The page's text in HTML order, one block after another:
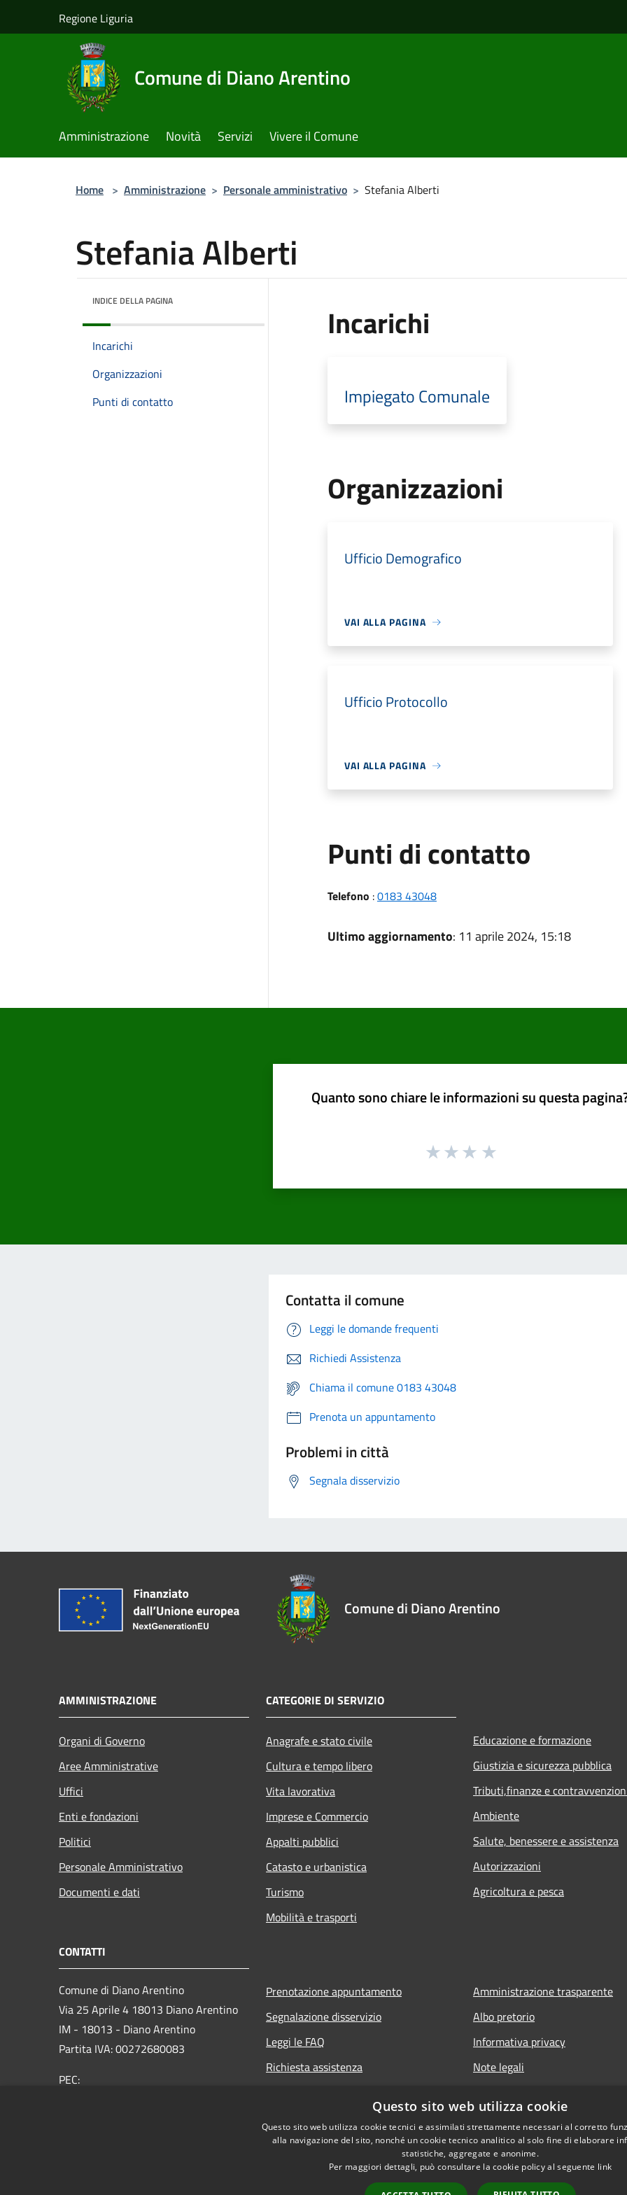
Regione Liguria
Comune di Diano Arentino
Amministrazione Novità Servizi Vivere il Comune
Home > Amministrazione > Personale amministrativo > Stefania Alberti
Stefania Alberti
INDICE DELLA PAGINA
Incarichi
Organizzazioni
Punti di contatto
Incarichi
Impiegato Comunale
Organizzazioni
Ufficio Demografico
VAI ALLA PAGINA
Ufficio Protocollo
VAI ALLA PAGINA
Punti di contatto
Telefono :0183 43048
Ultimo aggiornamento: 11 aprile 2024, 15:18
Quanto sono chiare le informazioni su questa
Contatta il comune
Leggi le domande frequenti
Richiedi Assistenza
Chiama il comune 0183 43048
Prenota un appuntamento
Problemi in città
Segnala disservizio
Comune di Diano Arentino
AMMINISTRAZIONE
Organi di Governo
Aree Amministrative
Uffici
Enti e fondazioni
Politici
Personale Amministrativo
Documenti e dati
CATEGORIE DI SERVIZIO
Anagrafe e stato civile
Cultura e tempo libero
Vita lavorativa
Imprese e Commercio
Appalti pubblici
Catasto e urbanistica
Turismo
Mobilità e trasporti
Educazione e formazione
Giustizia e sicurezza pubblica
Tributi,finanze e
Ambiente
Salute, benessere e assistenza
Autorizzazioni
Agricoltura e pesca
CONTATTI
Comune di Diano Arentino
Via 25 Aprile 4 18013 Diano Arentino
IM - 18013 - Diano Arentino
Partita IVA: 00272680083
PEC:
Prenotazione appuntamento
Segnalazione disservizio
Leggi le FAQ
Richiesta assistenza
Amministrazione trasparente
Albo pretorio
Informativa privacy
Note legali
Questo sito web utilizza cookie
Questo sito web utilizza cookie tecnici e assimilati strettamente necessari al corretto
alla navigazione del sito, nonché un cookie tecnico analitico al solo fine di elaborare
statistiche, aggregate e anonime.
Per maggiori dettagli, può consultare la cookie policy al seguente link